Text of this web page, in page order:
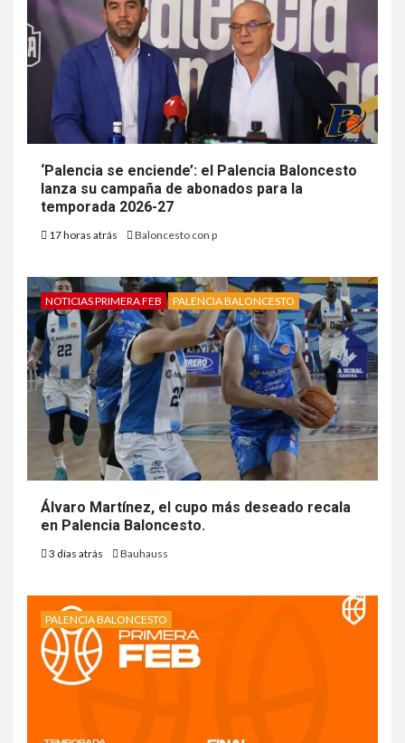
‘Palencia se enciende’: el Palencia Baloncesto
lanza su campaña de abonados para la
temporada 2026-27
17 horas atrás Baloncesto con p
NOTICIAS PRIMERA FEB PALENCIA BALONCESTO
Álvaro Martínez, el cupo más deseado recala
en Palencia Baloncesto.
3 días atrás Bauhauss
PALENCIA BALONCESTO